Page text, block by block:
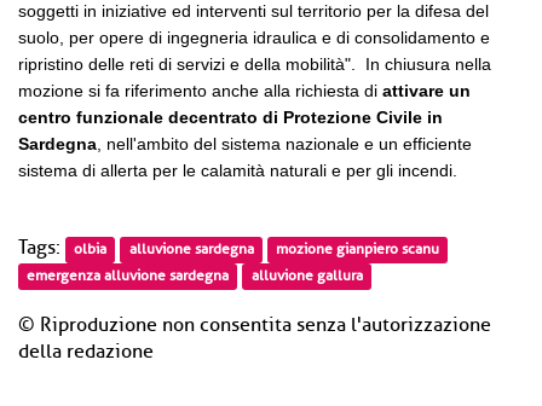
soggetti in iniziative ed interventi sul territorio per la difesa del
suolo, per opere di ingegneria idraulica e di consolidamento e
ripristino delle reti di servizi e della mobilità". In chiusura nella
mozione si fa riferimento anche alla richiesta di attivare un
centro funzionale decentrato di Protezione Civile in
Sardegna , nell'ambito del sistema nazionale e un efficiente
sistema di allerta per le calamità naturali e per gli incendi.
Tags: olbia alluvione sardegna
mozione gianpiero scanu
emergenza alluvione sardegna
alluvione gallura
© Riproduzione non consentita senza l'autorizzazione
della redazione